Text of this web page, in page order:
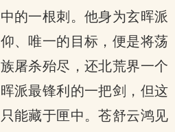
的一根刺。他身为玄晖派
、唯一的目标，便是将荡
屠杀殆尽，还北荒界一个
派最锋利的一把剑，但这
能藏于匣中。苍舒云鸿见